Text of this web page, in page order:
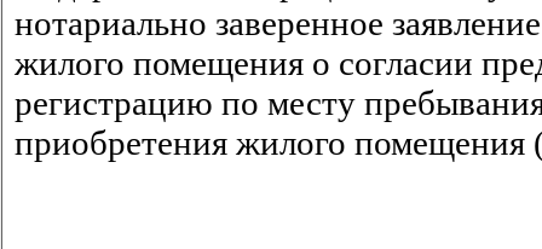
нотариально заверенное
жилого помещения о согласии
регистрацию по месту
приобретения жилого помещения